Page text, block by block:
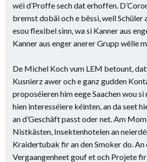
wéi d’Proffe sech dat erhoffen.
bremst dobäi och e bëssi, well Schüler
esou flexibel sinn, wa si Kanner aus
Kanner aus enger anerer Grupp wëlle
De Michel Koch vum LEM betount,
Kusnierz awer och e ganz gudden
proposéieren him eege Saachen wou
hien interesséiere kéinten, an da seet
an d’Geschäft passt oder net. Am
Nistkästen, Insektenhotelen an
Kraidertubak fir an den Smoker do. An
Vergaangenheet gouf et och Projete